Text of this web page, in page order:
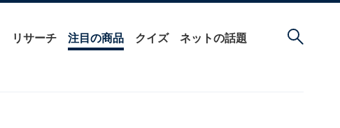
リサーチ 注目の商品 クイズ ネットの話題